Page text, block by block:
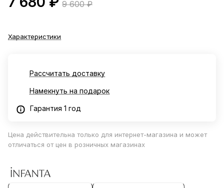
9 600 ₽
Характеристики
Рассчитать доставку
Намекнуть на подарок
Гарантия 1 год
Цена действительна только для интернет-магазина и может
отличаться от цен в розничных магазинах